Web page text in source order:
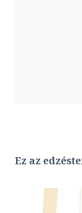
Ez az